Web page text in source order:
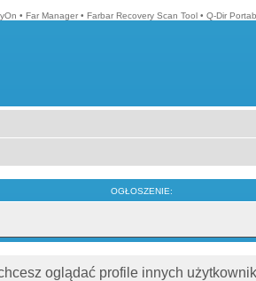
• Far Manager • Farbar Recovery Scan Tool • Q-Dir
OGŁOSZENIE:
oglądać profile innych